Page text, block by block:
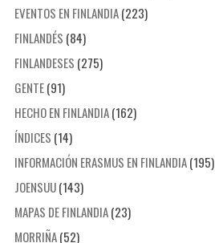
EVENTOS EN FINLANDIA(223)
FINLANDÉS (84)
FINLANDESES (275)
GENTE(91)
HECHO EN FINLANDIA(162)
ÍNDICES (14)
INFORMACIÓN ERASMUS EN FINLANDIA(195)
JOENSUU(143)
MAPAS DE FINLANDIA(23)
MORRIÑA(52)